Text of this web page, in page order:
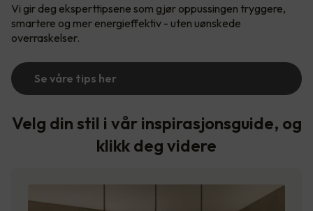
Vi gir deg eksperttipsene som gjør oppussingen tryggere,
smartere og mer energieffektiv - uten uønskede
overraskelser.
Se våre tips her
Velg din stil i vår inspirasjonsguide, og
klikk deg videre